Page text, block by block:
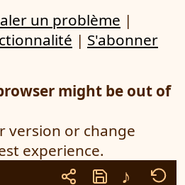
un problème |
| S'abonner
might be out of
version or change
experience.
♪